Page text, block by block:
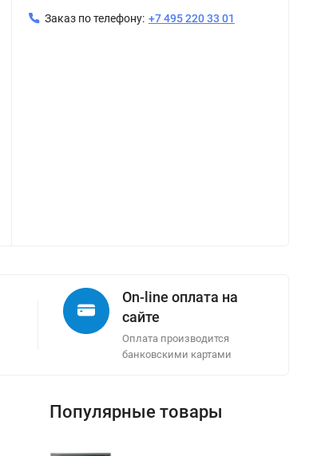
Заказ по телефону: +7 495 220 33 01
On-line оплата на
сайте
Оплата производится
банковскими картами
Популярные товары